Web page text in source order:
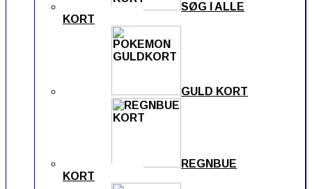
SØG I ALLE
KORT
GULD KORT
REGNBUE
KORT